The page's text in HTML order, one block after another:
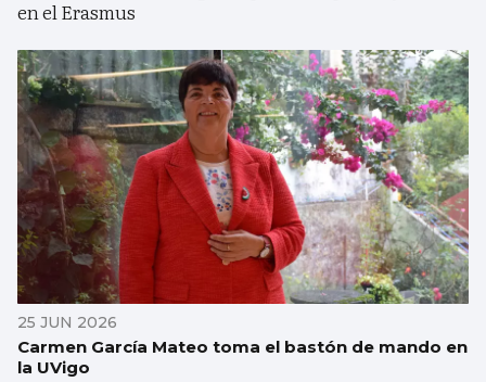
en el Erasmus
25 JUN 2026
Carmen García Mateo toma el bastón de mando en
la UVigo